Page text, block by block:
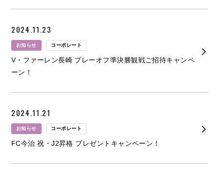
2024.11.23
お知らせ コーポレート
V・ファーレン長崎 プレーオフ準決勝観戦ご招待キャンペ
ーン！
2024.11.21
お知らせ コーポレート
FC今治 祝・J2昇格 プレゼントキャンペーン！